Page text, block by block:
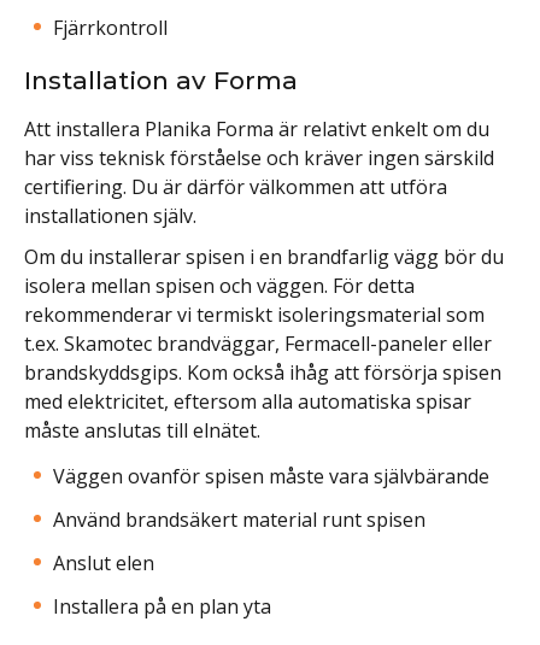
Fjärrkontroll
Installation av Forma
Att installera Planika Forma är relativt enkelt om du
har viss teknisk förståelse och kräver ingen särskild
certifiering. Du är därför välkommen att utföra
installationen själv.
Om du installerar spisen i en brandfarlig vägg bör du
isolera mellan spisen och väggen. För detta
rekommenderar vi termiskt isoleringsmaterial som
t.ex. Skamotec brandväggar, Fermacell-paneler eller
brandskyddsgips. Kom också ihåg att försörja spisen
med elektricitet, eftersom alla automatiska spisar
måste anslutas till elnätet.
Väggen ovanför spisen måste vara självbärande
Använd brandsäkert material runt spisen
Anslut elen
Installera på en plan yta